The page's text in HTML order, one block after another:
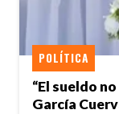
“El sueldo
García
POLÍTICA